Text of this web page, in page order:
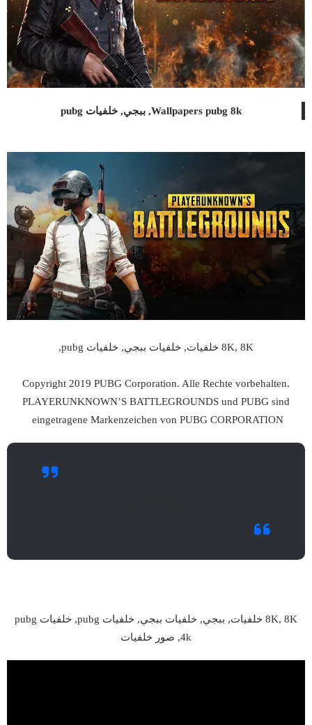
Wallpapers pubg 8k, ببجي, خلفيات pubg
8K, 8K خلفيات, خلفيات ببجي, خلفيات pubg,
Copyright 2019 PUBG Corporation. Alle Rechte vorbehalten.
PLAYERUNKNOWN’S BATTLEGROUNDS und PUBG sind
eingetragene Markenzeichen von PUBG CORPORATION
8K, 8K خلفيات, ببجي, خلفيات ببجي, خلفيات pubg, خلفيات pubg
4k, صور خلفيات